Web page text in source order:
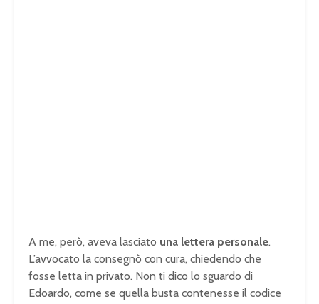
A me, però, aveva lasciato una lettera personale.
L’avvocato la consegnò con cura, chiedendo che
fosse letta in privato. Non ti dico lo sguardo di
Edoardo, come se quella busta contenesse il codice